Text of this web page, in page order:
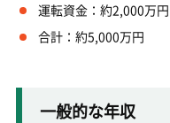
運転資金：約2,000万円
合計：約5,000万円
一般的な年収